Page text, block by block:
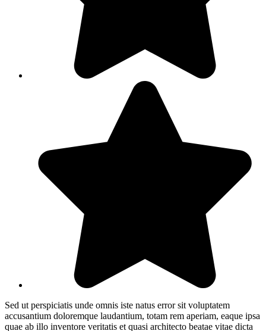
Sed ut perspiciatis unde omnis iste natus error sit voluptatem
accusantium doloremque laudantium, totam rem aperiam, eaque ipsa
quae ab illo inventore veritatis et quasi architecto beatae vitae dicta